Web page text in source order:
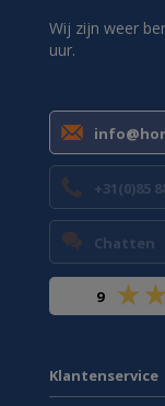
Wij zijn weer
uur.
+31(0)85
Chatten
9
Klantenservice